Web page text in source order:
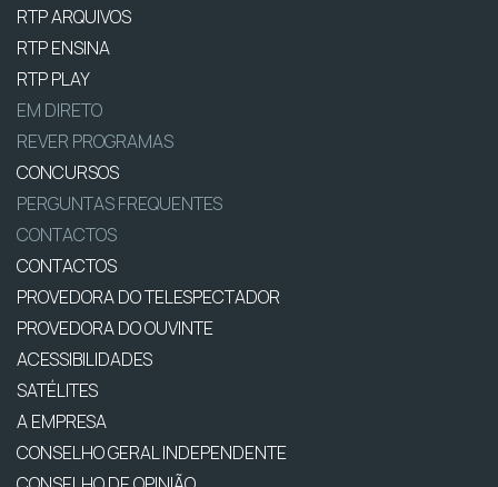
RTP ARQUIVOS
RTP ENSINA
RTP PLAY
EM DIRETO
REVER PROGRAMAS
CONCURSOS
PERGUNTAS FREQUENTES
CONTACTOS
CONTACTOS
PROVEDORA DO TELESPECTADOR
PROVEDORA DO OUVINTE
ACESSIBILIDADES
SATÉLITES
A EMPRESA
CONSELHO GERAL INDEPENDENTE